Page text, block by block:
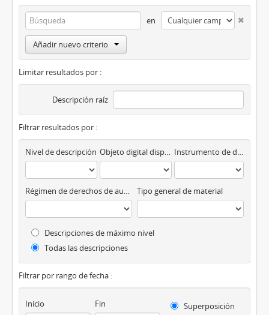
en
Añadir nuevo criterio
Limitar resultados por :
Descripción raíz
Filtrar resultados por :
Nivel de descripción Objeto digital disponibles Instrumento de descripción
Régimen de derechos de autor Tipo general de material
Descripciones de máximo nivel
Todas las descripciones
Filtrar por rango de fecha :
Inicio Fin
Superposición